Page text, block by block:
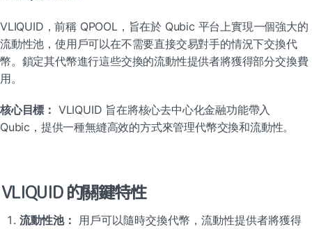
VLIQUID，前稱 QPOOL，旨在於 Qubic 平台上實現一個強大的
流動性池，使用戶可以在不需要直接交易對手的情況下交換代
幣。鎖定其代幣進行這些交換的流動性提供者將獲得部分交換費
用。
核心目標： VLIQUID 旨在將核心去中心化金融功能帶入
Qubic，提供一種無縫高效的方式來管理代幣交換和流動性。
VLIQUID 的關鍵特性
流動性池： 用戶可以隨時交換代幣，流動性提供者將獲得